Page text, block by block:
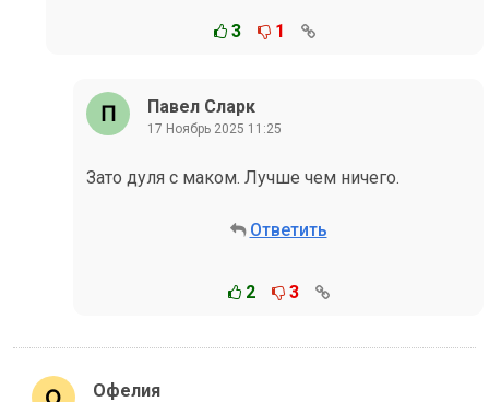
3 1
Павел Сларк
17 Ноябрь 2025 11:25
Зато дуля с маком. Лучше чем ничего.
Ответить
2 3
Офелия